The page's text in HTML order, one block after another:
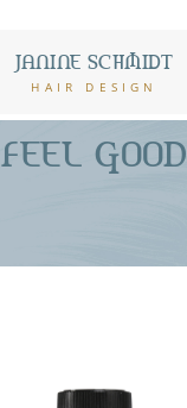
JANINE SCHMIDT
HAIR DESIGN
FEEL GOOD